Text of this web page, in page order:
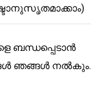
ബന്ധപ്പെടാൻ
ഞങ്ങൾ നൽകും.